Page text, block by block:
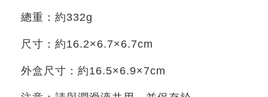
總重：約332g
尺寸：約16.2×6.7×6.7cm
外盒尺寸：約16.5×6.9×7cm